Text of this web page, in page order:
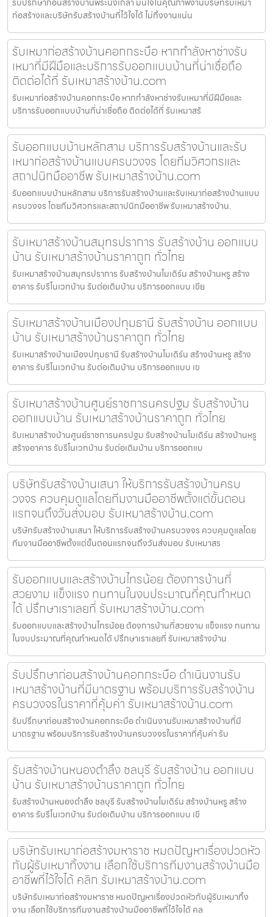
ก่อสร้างและบริษัทรับสร้างบ้านที่ไว้ใจได้ ไม่ทิ้งงานแน่น
รับเหมาก่อสร้างบ้านคอกกระบือ หากกำลังหาช่างรับ
เหมาที่มีฝีมือและบริการรับออกแบบบ้านที่น่าเชื่อถือ
ติดต่อได้ที่ รับเหมาสร้างบ้าน.com
รับเหมาก่อสร้างบ้านคอกกระบือ หากกำลังหาช่างรับเหมาที่มีฝีมือและ
บริการรับออกแบบบ้านที่น่าเชื่อถือ ติดต่อได้ที่ รับเหมาสร้
รับออกแบบบ้านหลักสาม บริการรับสร้างบ้านและรับ
เหมาก่อสร้างบ้านแบบครบวงจร โดยทีมวิศวกรและ
สถาปนิกมืออาชีพ รับเหมาสร้างบ้าน.com
รับออกแบบบ้านหลักสาม บริการรับสร้างบ้านและรับเหมาก่อสร้างบ้านแบบ
ครบวงจร โดยทีมวิศวกรและสถาปนิกมืออาชีพ รับเหมาสร้างบ้าน.
รับเหมาสร้างบ้านสมุทรปราการ รับสร้างบ้าน ออกแบบ
บ้าน รับเหมาสร้างบ้านราคาถูก ทั่วไทย
รับเหมาสร้างบ้านสมุทรปราการ รับสร้างบ้านโมเดิร์น สร้างบ้านหรู สร้าง
อาคาร รับรีโนเวทบ้าน รับต่อเติมบ้าน บริการออกแบบ เขีย
รับเหมาสร้างบ้านเมืองปทุมธานี รับสร้างบ้าน ออกแบบ
บ้าน รับเหมาสร้างบ้านราคาถูก ทั่วไทย
รับเหมาสร้างบ้านเมืองปทุมธานี รับสร้างบ้านโมเดิร์น สร้างบ้านหรู สร้าง
อาคาร รับรีโนเวทบ้าน รับต่อเติมบ้าน บริการออกแบบ เข
รับเหมาสร้างบ้านศูนย์ราชการนครปฐม รับสร้างบ้าน
ออกแบบบ้าน รับเหมาสร้างบ้านราคาถูก ทั่วไทย
รับเหมาสร้างบ้านศูนย์ราชการนครปฐม รับสร้างบ้านโมเดิร์น สร้างบ้านหรู
สร้างอาคาร รับรีโนเวทบ้าน รับต่อเติมบ้าน บริการออกแบ
บริษัทรับสร้างบ้านเสนา ให้บริการรับสร้างบ้านครบ
วงจร ควบคุมดูแลโดยทีมงานมืออาชีพตั้งแต่ขั้นตอน
แรกจนถึงวันส่งมอบ รับเหมาสร้างบ้าน.com
บริษัทรับสร้างบ้านเสนา ให้บริการรับสร้างบ้านครบวงจร ควบคุมดูแลโดย
ทีมงานมืออาชีพตั้งแต่ขั้นตอนแรกจนถึงวันส่งมอบ รับเหมาสร
รับออกแบบและสร้างบ้านไทรน้อย ต้องการบ้านที่
สวยงาม แข็งแรง ทนทานในงบประมาณที่คุณกำหนด
ได้ ปรึกษาเราเลยที่ รับเหมาสร้างบ้าน.com
รับออกแบบและสร้างบ้านไทรน้อย ต้องการบ้านที่สวยงาม แข็งแรง ทนทาน
ในงบประมาณที่คุณกำหนดได้ ปรึกษาเราเลยที่ รับเหมาสร้างบ้าน
รับปรึกษาก่อนสร้างบ้านคอกกระบือ ดำเนินงานรับ
เหมาสร้างบ้านที่มีมาตรฐาน พร้อมบริการรับสร้างบ้าน
ครบวงจรในราคาที่คุ้มค่า รับเหมาสร้างบ้าน.com
รับปรึกษาก่อนสร้างบ้านคอกกระบือ ดำเนินงานรับเหมาสร้างบ้านที่มี
มาตรฐาน พร้อมบริการรับสร้างบ้านครบวงจรในราคาที่คุ้มค่า รับ
รับสร้างบ้านหนองตำลึง ชลบุรี รับสร้างบ้าน ออกแบบ
บ้าน รับเหมาสร้างบ้านราคาถูก ทั่วไทย
รับสร้างบ้านหนองตำลึง ชลบุรี รับสร้างบ้านโมเดิร์น สร้างบ้านหรู สร้าง
อาคาร รับรีโนเวทบ้าน รับต่อเติมบ้าน บริการออกแบบ เขี
บริษัทรับเหมาก่อสร้างมหาราช หมดปัญหาเรื่องปวดหัว
กับผู้รับเหมาทิ้งงาน เลือกใช้บริการทีมงานสร้างบ้านมือ
อาชีพที่ไว้ใจได้ คลิก รับเหมาสร้างบ้าน.com
บริษัทรับเหมาก่อสร้างมหาราช หมดปัญหาเรื่องปวดหัวกับผู้รับเหมาทิ้ง
งาน เลือกใช้บริการทีมงานสร้างบ้านมืออาชีพที่ไว้ใจได้ คล